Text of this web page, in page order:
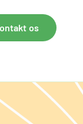
os